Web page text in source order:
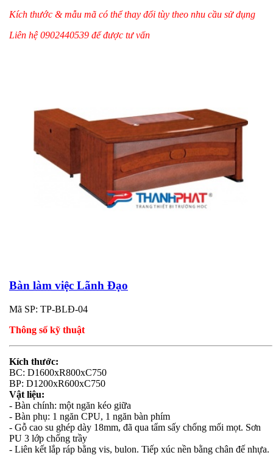
Kích thước & mẫu mã có thể thay đổi tùy theo nhu cầu sử dụng
Liên hệ 0902440539 để được tư vấn
Bàn làm việc Lãnh Đạo
Mã SP: TP-BLĐ-04
Thông số kỹ thuật
Kích thước:
BC: D1600xR800xC750
BP: D1200xR600xC750
Vật liệu:
- Bàn chính: một ngăn kéo giữa
- Bàn phụ: 1 ngăn CPU, 1 ngăn bàn phím
- Gỗ cao su ghép dày 18mm, đã qua tẩm sấy chống mối mọt. Sơn
PU 3 lớp chống trầy
- Liên kết lắp ráp bằng vis, bulon. Tiếp xúc nền bằng chân đế nhựa.